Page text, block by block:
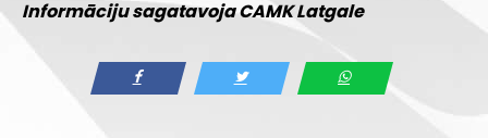
Informāciju sagatavoja CAMK Latgale